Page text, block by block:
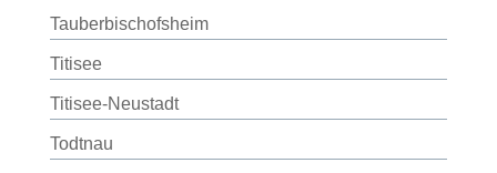
Tauberbischofsheim
Titisee
Titisee-Neustadt
Todtnau